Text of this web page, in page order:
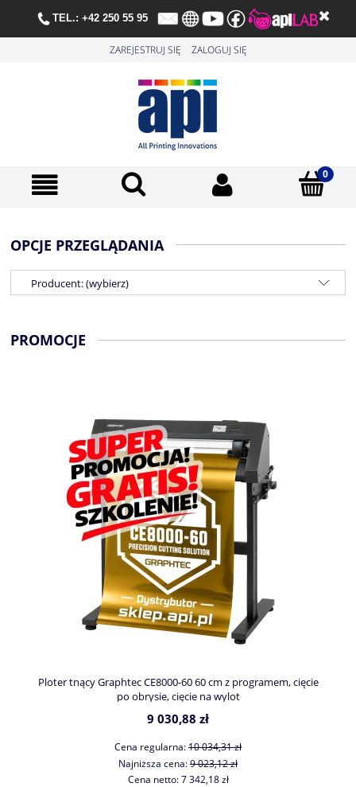
TE L.: +42 250 55 95
ZAREJESTRUJ SIĘ ZALOGUJ SIĘ
OPCJE PRZEGLĄDANIA
Producent: (wybierz)
PROMOCJE
Ploter tnący Graphtec CE8000-60 60 cm z programem, cięcie
po obrysie, cięcie na wylot
9 030,88 zł
Cena regularna:10 034,31 zł
Najniższa cena:9 023,12 zł
Cena netto:7 342,18 zł